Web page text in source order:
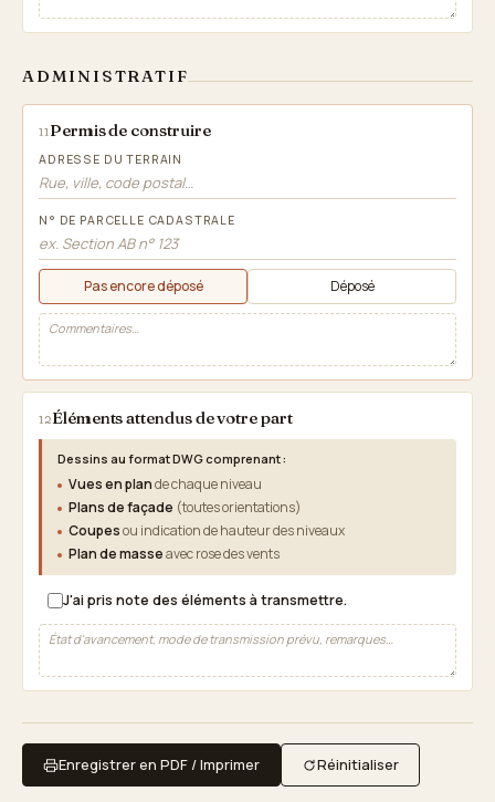
ADMINISTRATIF
11Permis de construire
ADRESSE DU TERRAIN
N° DE PARCELLE CADASTRALE
Pas encore déposé Déposé
12Éléments attendus de votre part
Dessins au format DWG comprenant :
Vues en plande chaque niveau
Plans de façade (toutes orientations)
Coupesou indication de hauteur des niveaux
Plan de masseavec rose des vents
J'ai pris note des éléments à transmettre.
Enregistrer en PDF / Imprimer Réinitialiser